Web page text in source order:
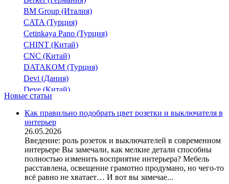
R.1(6)
R.3(2)
R.Classic(12)
Vimar
Кварта (29)
Праймер(5)
Универсальные элементы: Optima, Fiorena, Regina, Lumina
(3)
Форс(1)
Серебряный(14)
Серый(75)
Серый/Дымчатый(3)
Слоновая кость(126)
Сталь (39)
Стальной лак (15)
Титан(40)
Хром(7)
Чёрный(69)
BM Group (Италия)
CATA (Турция)
Cetinkaya Pano (Турция)
CHINT (Китай)
CNC (Китай)
DATAKOM (Турция)
Devi (Дания)
Deye (Китай)
DigiTop (Украина)
DKC (Украина)
Dyness (Китай)
E.NEXT (Украина)
EAE Electric
Eastron (Китай)
Eaton (США)
ElectrO (Украина)
Новые статьи
Как правильно подобрать цвет розетки и выключателя в
интерьер
26.05.2026
Введение: роль розеток и выключателей в современном
интерьере Вы замечали, как мелкие детали способны
полностью изменить восприятие интерьера? Мебель
расставлена, освещение грамотно продумано, но чего-то
всё равно не хватает… И вот вы замечае...